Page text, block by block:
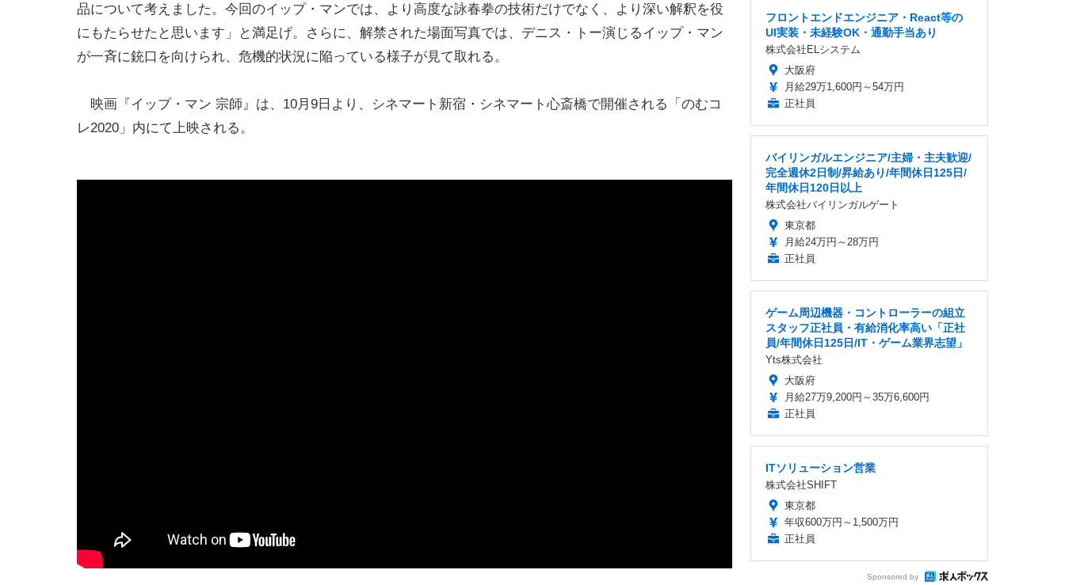
品について考えました。今回のイップ・マンでは、より高度な詠春拳の技術だけでなく、より深い解釈を役
にもたらせたと思います」と満足げ。さらに、解禁された場面写真では、デニス・トー演じるイップ・マン
が一斉に銃口を向けられ、危機的状況に陥っている様子が見て取れる。
映画『イップ・マン 宗師』は、10月9日より、シネマート新宿・シネマート心斎橋で開催される「のむコ
レ2020」内にて上映される。
フロントエンドエンジニア・React等の
UI実装・未経験OK・通勤手当あり
株式会社ELシステム
大阪府
月給29万1,600円～54万円
正社員
バイリンガルエンジニア/主婦・主夫歓迎/
完全週休2日制/昇給あり/年間休日125日/
年間休日120日以上
株式会社バイリンガルゲート
東京都
月給24万円～28万円
正社員
ゲーム周辺機器・コントローラーの組立
スタッフ正社員・有給消化率高い「正社
員/年間休日125日/IT・ゲーム業界志望」
Yts株式会社
大阪府
月給27万9,200円～35万6,600円
正社員
ITソリューション営業
株式会社SHIFT
東京都
年収600万円～1,500万円
正社員
Sponsored by